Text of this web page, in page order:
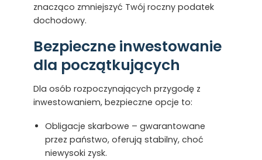
znacząco zmniejszyć Twój roczny podatek
dochodowy.
Bezpieczne inwestowanie
dla początkujących
Dla osób rozpoczynających przygodę z
inwestowaniem, bezpieczne opcje to:
Obligacje skarbowe – gwarantowane
przez państwo, oferują stabilny, choć
niewysoki zysk.